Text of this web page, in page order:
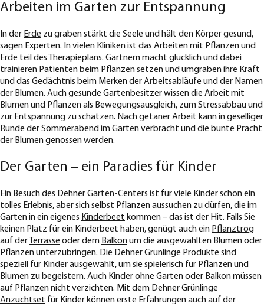
Arbeiten im Garten zur Entspannung
In der Erde zu graben stärkt die Seele und hält den Körper gesund,
sagen Experten. In vielen Kliniken ist das Arbeiten mit Pflanzen und
Erde teil des Therapieplans. Gärtnern macht glücklich und dabei
trainieren Patienten beim Pflanzen setzen und umgraben ihre Kraft
und das Gedächtnis beim Merken der Arbeitsabläufe und der Namen
der Blumen. Auch gesunde Gartenbesitzer wissen die Arbeit mit
Blumen und Pflanzen als Bewegungsausgleich, zum Stressabbau und
zur Entspannung zu schätzen. Nach getaner Arbeit kann in geselliger
Runde der Sommerabend im Garten verbracht und die bunte Pracht
der Blumen genossen werden.
Der Garten – ein Paradies für Kinder
Ein Besuch des Dehner Garten-Centers ist für viele Kinder schon ein
tolles Erlebnis, aber sich selbst Pflanzen aussuchen zu dürfen, die im
Garten in ein eigenes Kinderbeet kommen – das ist der Hit. Falls Sie
keinen Platz für ein Kinderbeet haben, genügt auch ein Pflanztrog
auf der Terrasse oder dem Balkonum die ausgewählten Blumen oder
Pflanzen unterzubringen. Die Dehner Grünlinge Produkte sind
speziell für Kinder ausgewählt, um sie spielerisch für Pflanzen und
Blumen zu begeistern. Auch Kinder ohne Garten oder Balkon müssen
auf Pflanzen nicht verzichten. Mit dem Dehner Grünlinge
Anzuchtset für Kinder können erste Erfahrungen auch auf der